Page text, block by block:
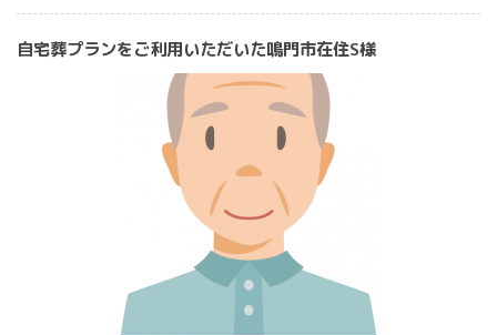
自宅葬プランをご利用いただいた鳴門市在住S様